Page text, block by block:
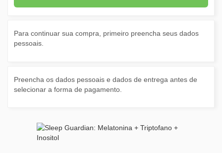
Para continuar sua compra, primeiro preencha seus dados
pessoais.
Preencha os dados pessoais e dados de entrega antes de
selecionar a forma de pagamento.